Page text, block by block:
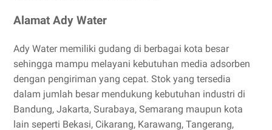
Alamat Ady Water
Ady Water memiliki gudang di berbagai kota besar
sehingga mampu melayani kebutuhan media adsorben
dengan pengiriman yang cepat. Stok yang tersedia
dalam jumlah besar mendukung kebutuhan industri di
Bandung, Jakarta, Surabaya, Semarang maupun kota
lain seperti Bekasi, Cikarang, Karawang, Tangerang,